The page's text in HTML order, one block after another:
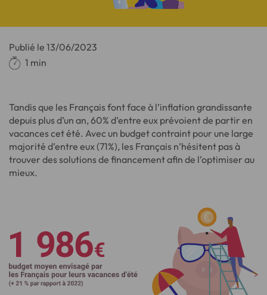
Publié le 13/06/2023
1 min
Tandis que les Français font face à l’inflation grandissante
depuis plus d’un an, 60% d’entre eux prévoient de partir en
vacances cet été. Avec un budget contraint pour une large
majorité d’entre eux (71%), les Français n’hésitent pas à
trouver des solutions de financement afin de l’optimiser au
mieux.